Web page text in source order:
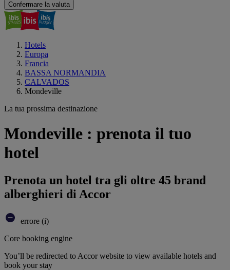
Confermare la valuta
Hotels
Europa
Francia
BASSA NORMANDIA
CALVADOS
Mondeville
La tua prossima destinazione
Mondeville : prenota il tuo
hotel
Prenota un hotel tra gli oltre 45 brand
alberghieri di Accor
errore (i)
Core booking engine
You’ll be redirected to Accor website to view available hotels and
book your stay